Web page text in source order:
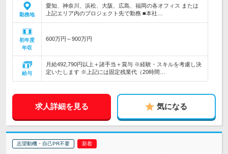
勤務地
愛知、神奈川、浜松、大阪、広島、福岡の各オフィス または
上記エリア内のプロジェクト先で勤務 ■本社…
初年度
年収
600万円～900万円
給与
月給492,790円以上＋諸手当＋賞与 ※経験・スキルを考慮し決
定いたします ※上記には固定残業代（20時間…
求人詳細を見る 気になる
志望動機・自己PR不要